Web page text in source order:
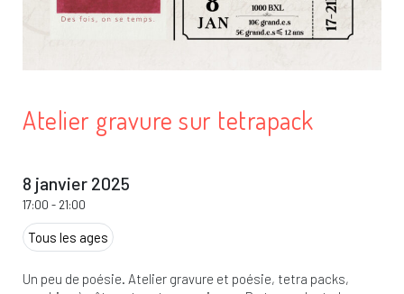
Atelier gravure sur tetrapack
8 janvier 2025
17:00 - 21:00
Tous les ages
Un peu de poésie. Atelier gravure et poésie, tetra packs,